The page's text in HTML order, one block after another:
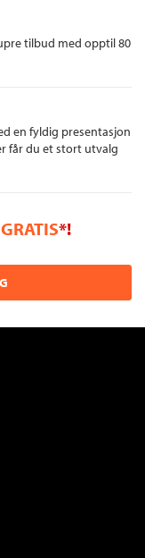
tilbud med opptil 80
en fyldig presentasjon
får du et stort utvalg
*!